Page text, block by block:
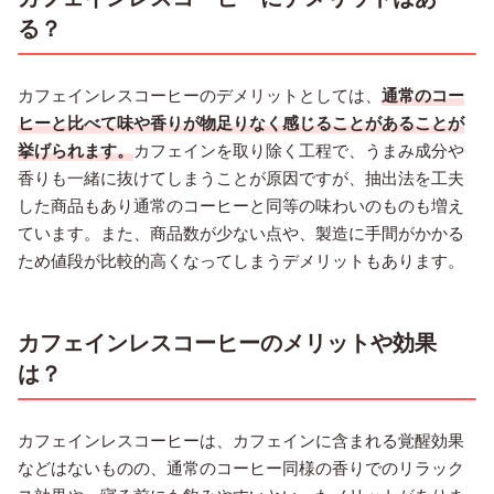
る？
カフェインレスコーヒーのデメリットとしては、 通常のコー
ヒーと比べて味や香りが物足りなく感じることがあることが
挙げられます。カフェインを取り除く工程で、うまみ成分や
香りも一緒に抜けてしまうことが原因ですが、抽出法を工夫
した商品もあり通常のコーヒーと同等の味わいのものも増え
ています。また、商品数が少ない点や、製造に手間がかかる
ため値段が比較的高くなってしまうデメリットもあります。
カフェインレスコーヒーのメリットや効果
は？
カフェインレスコーヒーは、カフェインに含まれる覚醒効果
などはないものの、通常のコーヒー同様の香りでのリラック